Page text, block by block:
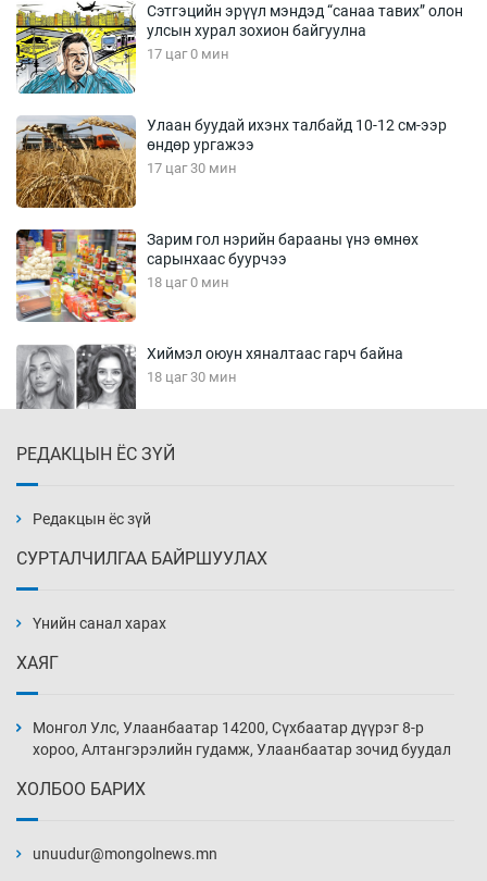
Сэтгэцийн эрүүл мэндэд “санаа тавих” олон
улсын хурал зохион байгуулна
17 цаг 0 мин
Улаан буудай ихэнх талбайд 10-12 см-ээр
өндөр ургажээ
17 цаг 30 мин
Зарим гол нэрийн барааны үнэ өмнөх
сарынхаас буурчээ
18 цаг 0 мин
Хиймэл оюун хяналтаас гарч байна
18 цаг 30 мин
19 цаг 0 мин
нэмэгджээ
19 цаг 30 мин
20 цаг 0 мин
РЕДАКЦЫН ЁС ЗҮЙ
Редакцын ёс зүй
СУРТАЛЧИЛГАА БАЙРШУУЛАХ
Үнийн санал харах
ХАЯГ
Монгол Улс, Улаанбаатар 14200, Сүхбаатар дүүрэг 8-р
хороо, Алтангэрэлийн гудамж, Улаанбаатар зочид буудал
ХОЛБОО БАРИХ
unuudur@mongolnews.mn